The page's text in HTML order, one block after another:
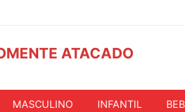
ATACADO
MASCULINO INFANTIL